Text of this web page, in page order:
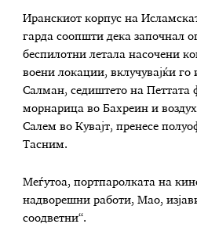
Иранскиот корпус на
гарда соопшти дека започнал
беспилотни летала насочени
воени локации, вклучувајќи
Салман, седиштето на Петтата
морнарица во Бахреин и
Салем во Кувајт, пренесе
Тасним.
Меѓутоа, портпаролката на
надворешни работи, Мао,
соодветни“.